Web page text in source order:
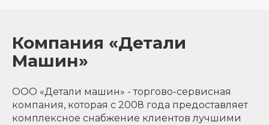
Компания «Детали
Машин»
ООО «Детали машин» - торгово-сервисная
компания, которая с 2008 года предоставляет
комплексное снабжение клиентов лучшими